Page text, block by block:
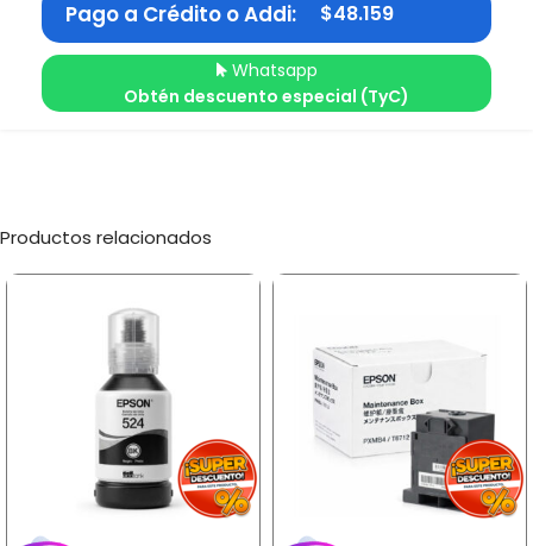
Pago a Crédito o Addi: $48.159
Whatsapp
Obtén descuento especial (TyC)
Productos relacionados